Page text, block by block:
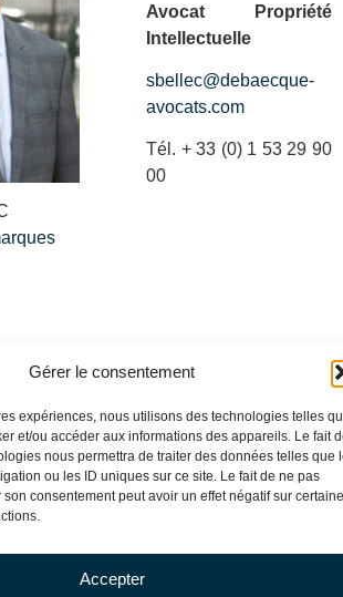
Gérer le consentement
expériences, nous utilisons des technologies telles
et/ou accéder aux informations des appareils. Le fait
nous permettra de traiter des données telles que
ou les ID uniques sur ce site. Le fait de ne pas
consentement peut avoir un effet négatif sur
Accepter
Avocat Propriété
Intellectuelle
sbellec@debaecque-
avocats.com
Tél. + 33 (0) 1 53 29 90
00
–Cookies– Copyright DE
©